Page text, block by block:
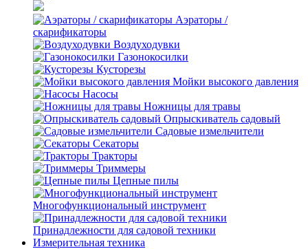
Аэраторы /
скарификаторы
Воздуходувки
Газонокосилки
Кусторезы
Мойки высокого давления
Насосы
Ножницы для травы
Опрыскиватель садовый
Садовые измельчители
Секаторы
Тракторы
Триммеры
Цепные пилы
Многофункциональный инструмент
Принадлежности для садовой техники
Измерительная техника